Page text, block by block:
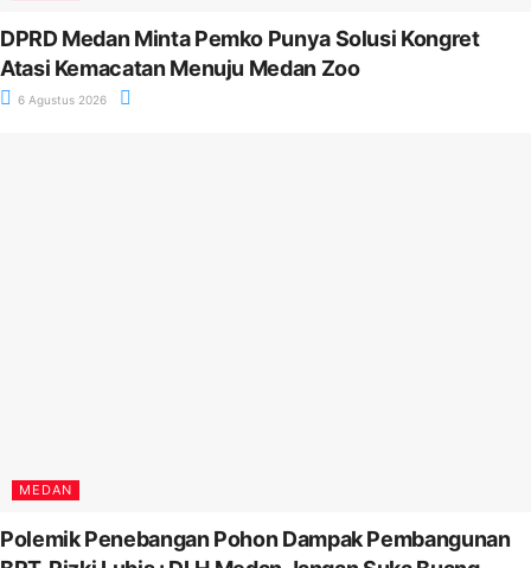
DPRD Medan Minta Pemko Punya Solusi Kongret
Atasi Kemacatan Menuju Medan Zoo
6 Agustus 2026
MEDAN
Polemik Penebangan Pohon Dampak Pembangunan